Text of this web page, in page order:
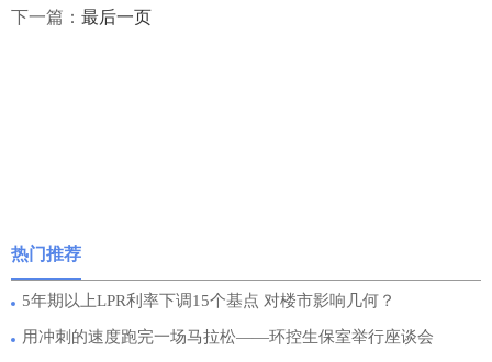
下一篇： 最后一页
热门推荐
5年期以上LPR利率下调15个基点 对楼市影响几何？
用冲刺的速度跑完一场马拉松——环控生保室举行座谈会